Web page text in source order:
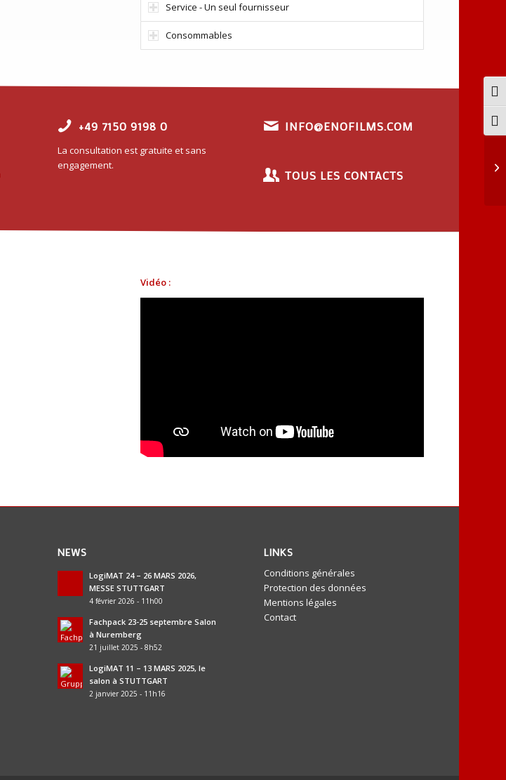
Service - Un seul fournisseur
Consommables
+49 7150 9198 0
La consultation est gratuite et sans
engagement.
INFO@ENOFILMS.COM
TOUS LES CONTACTS
Vidéo :
NEWS
LogiMAT 24 – 26 MARS 2026,
MESSE STUTTGART
4 février 2026 - 11h00
Fachpack 23-25 septembre Salon
à Nuremberg
21 juillet 2025 - 8h52
LogiMAT 11 – 13 MARS 2025, le
salon à STUTTGART
2 janvier 2025 - 11h16
LINKS
Conditions générales
Protection des données
Mentions légales
Contact